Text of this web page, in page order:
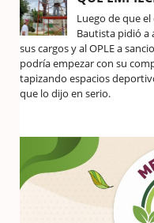
Luego de que
Bautista pidió a
sus cargos y al OPLE a
podría empezar con su
tapizando espacios
que lo dijo en serio.